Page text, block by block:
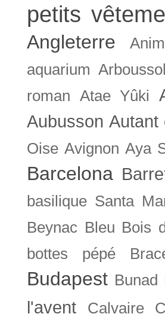
petits
Angleterre
aquarium
roman Atae Yûki
Aubusson Autant
Oise Avignon Aya
Barcelona
basilique Santa
Beynac Bleu Bois
bottes pépé
Budapest Bunad
l'avent Calvaire